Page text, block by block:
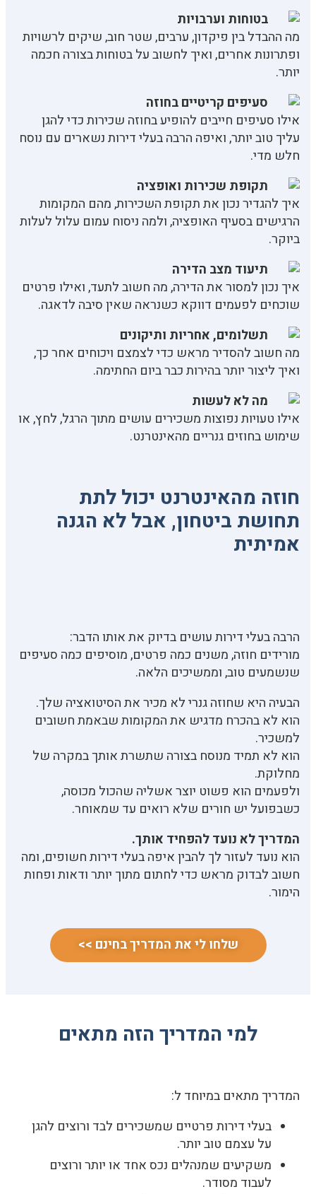
בטוחות וערבויות
מה ההבדל בין פיקדון, ערבים, שטר חוב, שיקים לרשויות
ופתרונות אחרים, ואיך לחשוב על בטוחות בצורה חכמה
יותר.
סעיפים קריטיים בחוזה
אילו סעיפים חייבים להופיע בחוזה שכירות כדי להגן
עליך טוב יותר, ואיפה הרבה בעלי דירות נשארים עם נוסח
חלש מדי.
תקופת שכירות ואופציה
איך להגדיר נכון את תקופת השכירות, מהם המקומות
הרגישים בסעיף האופציה, ולמה ניסוח עמום עלול לעלות
ביוקר.
תיעוד מצב הדירה
איך נכון למסור את הדירה, מה חשוב לתעד, ואילו פרטים
שוכחים לפעמים דווקא כשנראה שאין סיבה לדאגה.
תשלומים, אחריות ותיקונים
מה חשוב להסדיר מראש כדי לצמצם ויכוחים אחר כך,
ואיך ליצור יותר בהירות כבר ביום החתימה.
מה לא לעשות
אילו טעויות נפוצות משכירים עושים מתוך הרגל, לחץ, או
שימוש בחוזים גנריים מהאינטרנט.
חוזה מהאינטרנט יכול לתת
תחושת ביטחון, אבל לא הגנה
אמיתית
הרבה בעלי דירות עושים בדיוק את אותו הדבר:
מורידים חוזה, משנים כמה פרטים, מוסיפים כמה סעיפים
שנשמעים טוב, וממשיכים הלאה.
הבעיה היא שחוזה גנרי לא מכיר את הסיטואציה שלך.
הוא לא בהכרח מדגיש את המקומות שבאמת חשובים
למשכיר.
הוא לא תמיד מנוסח בצורה שתשרת אותך במקרה של
מחלוקת.
ולפעמים הוא פשוט יוצר אשליה שהכול מכוסה,
כשבפועל יש חורים שלא רואים עד שמאוחר.
המדריך לא נועד להפחיד אותך.
הוא נועד לעזור לך להבין איפה בעלי דירות חשופים, ומה
חשוב לבדוק מראש כדי לחתום מתוך יותר ודאות ופחות
הימור.
שלחו לי את המדריך בחינם >>
למי המדריך הזה מתאים
המדריך מתאים במיוחד ל:
בעלי דירות פרטיים שמשכירים לבד ורוצים להגן
על עצמם טוב יותר.
משקיעים שמנהלים נכס אחד או יותר ורוצים
לעבוד מסודר.